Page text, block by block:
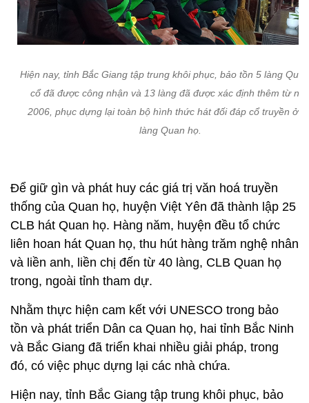
Hiện nay, tỉnh Bắc Giang tập trung khôi phục, bảo tồn 5 làng
cổ đã được công nhận và 13 làng đã được xác định thêm từ
2006, phục dựng lại toàn bộ hình thức hát đối đáp cổ truyền ở
làng Quan họ.
Để giữ gìn và phát huy các giá trị văn hoá truyền
thống của Quan họ, huyện Việt Yên đã thành lập 25
CLB hát Quan họ. Hàng năm, huyện đều tổ chức
liên hoan hát Quan họ, thu hút hàng trăm nghệ nhân
và liền anh, liền chị đến từ 40 làng, CLB Quan họ
trong, ngoài tỉnh tham dự.
Nhằm thực hiện cam kết với UNESCO trong bảo
tồn và phát triển Dân ca Quan họ, hai tỉnh Bắc Ninh
và Bắc Giang đã triển khai nhiều giải pháp, trong
đó, có việc phục dựng lại các nhà chứa.
Hiện nay, tỉnh Bắc Giang tập trung khôi phục, bảo